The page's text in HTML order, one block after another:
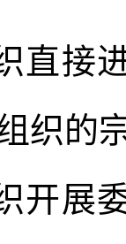
直接
织的
开展